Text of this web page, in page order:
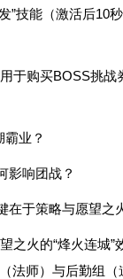
”技能（激活后10
于购买BOSS挑战
影响团战？
于策略与愿望之
之火的“烽火连城”
法师）与后勤组（